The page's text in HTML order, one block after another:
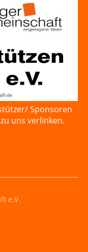
Sponsoren
uns verlinken.
e.V.